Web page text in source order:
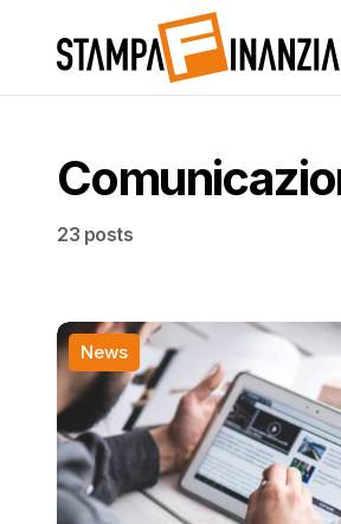
23 posts
News